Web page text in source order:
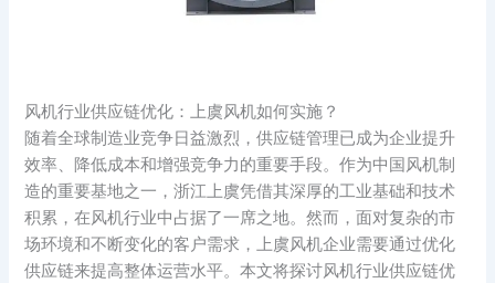
风机行业供应链优化：上虞风机如何实施？
随着全球制造业竞争日益激烈，供应链管理已成为企业提升
效率、降低成本和增强竞争力的重要手段。作为中国风机制
造的重要基地之一，浙江上虞凭借其深厚的工业基础和技术
积累，在风机行业中占据了一席之地。然而，面对复杂的市
场环境和不断变化的客户需求，上虞风机企业需要通过优化
供应链来提高整体运营水平。本文将探讨风机行业供应链优